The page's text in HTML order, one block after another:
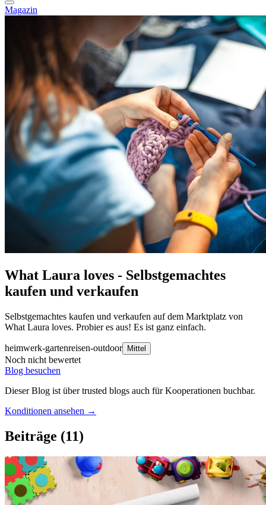
Magazin
What Laura loves - Selbstgemachtes
kaufen und verkaufen
Selbstgemachtes kaufen und verkaufen auf dem Marktplatz von
What Laura loves. Probier es aus! Es ist ganz einfach.
heimwerk-gartenreisen-outdoor Mittel
Noch nicht bewertet
Blog besuchen
Dieser Blog ist über trusted blogs auch für Kooperationen buchbar.
Konditionen ansehen →
Beiträge (11)